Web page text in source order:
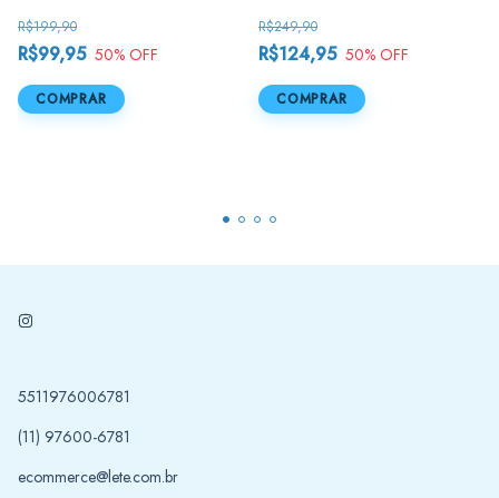
R$99,95
R$199,90
50% OFF
COMPRAR
R$124,95
R$249,90
50% OFF
COMPRAR
5511976006781
(11) 97600-6781
ecommerce@lete.com.br